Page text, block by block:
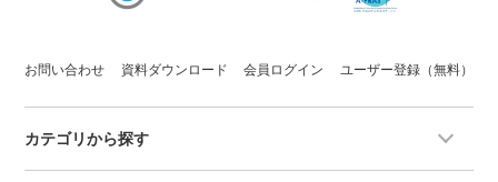
お問い合わせ 資料ダウンロード 会員ログイン ユーザー登録（無料）
カテゴリから探す